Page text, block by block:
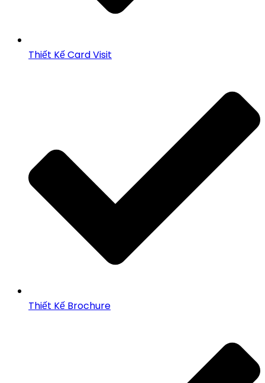
Thiết Kế Card Visit
Thiết Kế Brochure